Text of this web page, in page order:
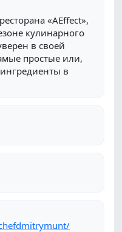
«AEffect»,
кулинарного
в своей
простые или,
в